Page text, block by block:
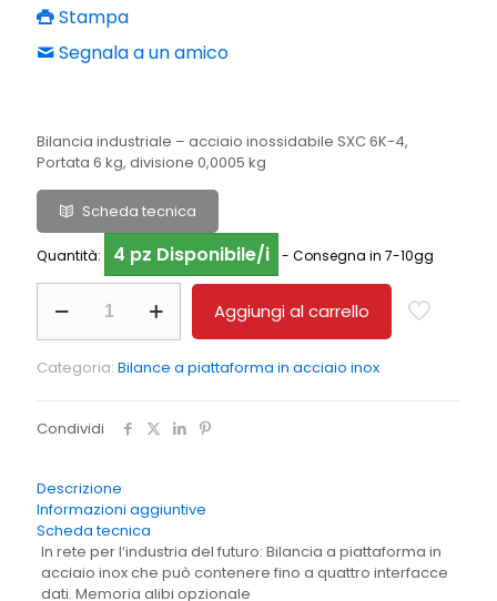
Stampa
Segnala a un amico
Bilancia industriale – acciaio inossidabile SXC 6K-4,
Portata 6 kg, divisione 0,0005 kg
Scheda tecnica
Quantità: 4 pz Disponibile/i - Consegna in 7-10gg
Line
Bilanca
piattaforma
acciaio
inossidabile
SXC
6K-
4
quantità
Aggiungi al carrello
Categoria: Bilance a piattaforma in acciaio inox
Condividi
Descrizione
Informazioni aggiuntive
Scheda tecnica
In rete per l‘industria del futuro: Bilancia a piattaforma in
acciaio inox che può contenere fino a quattro interfacce
dati. Memoria alibi opzionale